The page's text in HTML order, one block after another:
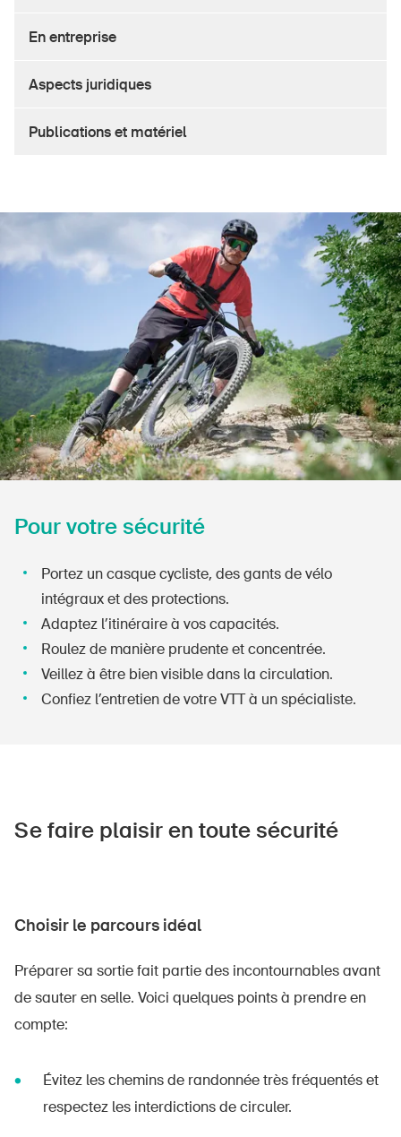
Produits sûrs
Aspects juridiques
En entreprise
Aspects juridiques
Publications et matériel
Pour votre sécurité
Portez un casque cycliste, des gants de vélo
intégraux et des protections.
Adaptez l’itinéraire à vos capacités.
Roulez de manière prudente et concentrée.
Veillez à être bien visible dans la circulation.
Confiez l’entretien de votre VTT à un spécialiste.
Se faire plaisir en toute sécurité
Choisir le parcours idéal
Préparer sa sortie fait partie des incontournables avant
de sauter en selle. Voici quelques points à prendre en
compte:
Évitez les chemins de randonnée très fréquentés et
respectez les interdictions de circuler.